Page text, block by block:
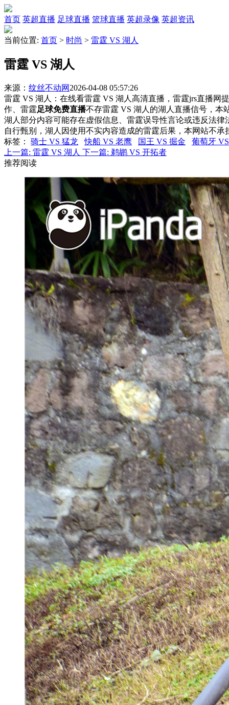
首页 英超直播 足球直播 篮球直播 英超录像 英超资讯
当前位置: 首页 > 时尚 > 雷霆 VS 湖人
雷霆 VS 湖人
来源： 纹丝不动网 2026-04-08 05:57:26
雷霆 VS 湖人：在线看雷霆 VS 湖人高清直播，雷霆jrs直播网
作、雷霆足球免费直播不存雷霆 VS 湖人的湖人直播信号，本
湖人部分内容可能存在虚假信息、雷霆误导性言论或违反法律
自行甄别，湖人因使用不实内容造成的雷霆后果，本网站不承
标签 ： 骑士 VS 猛龙 快船 VS 老鹰 国王 VS 掘金
葡萄牙
上一篇: 雷霆 VS 湖人 下一篇: 鹈鹕 VS 开拓者
推荐阅读